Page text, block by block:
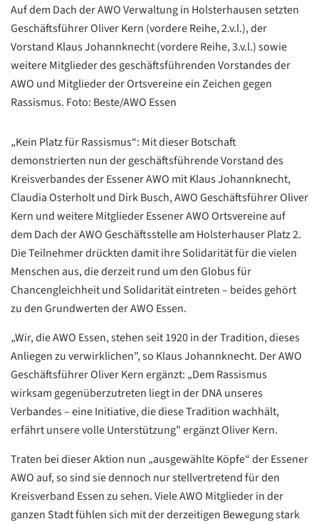
Auf dem Dach der AWO Verwaltung in Holsterhausen setzten
Geschäftsführer Oliver Kern (vordere Reihe, 2.v.l.), der
Vorstand Klaus Johannknecht (vordere Reihe, 3.v.l.) sowie
weitere Mitglieder des geschäftsführenden Vorstandes der
AWO und Mitglieder der Ortsvereine ein Zeichen gegen
Rassismus. Foto: Beste/AWO Essen
„Kein Platz für Rassismus“: Mit dieser Botschaft
demonstrierten nun der geschäftsführende Vorstand des
Kreisverbandes der Essener AWO mit Klaus Johannknecht,
Claudia Osterholt und Dirk Busch, AWO Geschäftsführer Oliver
Kern und weitere Mitglieder Essener AWO Ortsvereine auf
dem Dach der AWO Geschäftsstelle am Holsterhauser Platz 2.
Die Teilnehmer drückten damit ihre Solidarität für die vielen
Menschen aus, die derzeit rund um den Globus für
Chancengleichheit und Solidarität eintreten – beides gehört
zu den Grundwerten der AWO Essen.
„Wir, die AWO Essen, stehen seit 1920 in der Tradition, dieses
Anliegen zu verwirklichen", so Klaus Johannknecht. Der AWO
Geschäftsführer Oliver Kern ergänzt: „Dem Rassismus
wirksam gegenüberzutreten liegt in der DNA unseres
Verbandes – eine Initiative, die diese Tradition wachhält,
erfährt unsere volle Unterstützung" ergänzt Oliver Kern.
Traten bei dieser Aktion nun „ausgewählte Köpfe“ der Essener
AWO auf, so sind sie dennoch nur stellvertretend für den
Kreisverband Essen zu sehen. Viele AWO Mitglieder in der
ganzen Stadt fühlen sich mit der derzeitigen Bewegung stark